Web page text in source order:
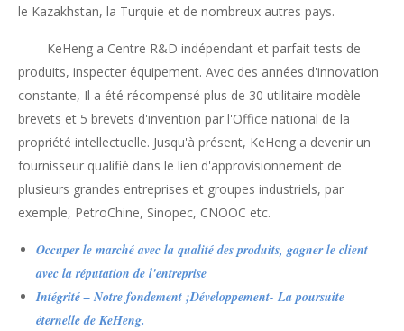
le Kazakhstan, la Turquie et de nombreux autres pays.
KeHeng a Centre R&D indépendant et parfaittests de
produits, inspecter équipement. Avec des années d'innovation
constante, Il a été récompensé plus de 30 utilitaire modèle
brevets et 5 brevets d'invention par l'Office national de la
propriété intellectuelle. Jusqu'à présent, KeHeng a devenir un
fournisseur qualifié dans le lien d'approvisionnement de
plusieurs grandes entreprises et groupes industriels, par
exemple, PetroChine, Sinopec, CNOOC etc.
Occuper le marché avec la qualité des produits, gagner le client
avec la réputation de l'entreprise
Intégrité – Notre fondement ;Développement- La poursuite
éternelle de KeHeng.